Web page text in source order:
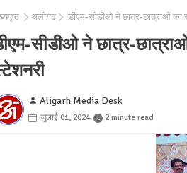
अलीगढ डीएम-सीडीओ ने छात्र-छात्राओं का
सीडीओ ने छात्र-छात्राओं
Aligarh Media Desk
जुलाई 01, 2024 2 minute read